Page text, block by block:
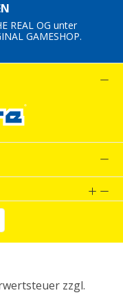
REAL OG unter
GAMESHOP.
zzgl.